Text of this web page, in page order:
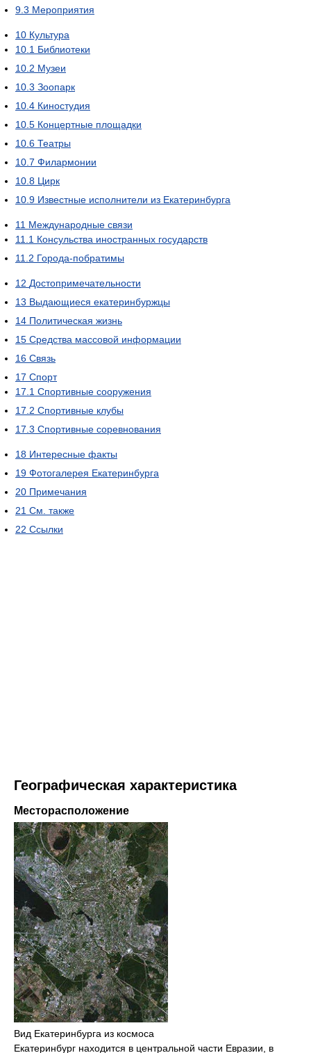
9.3 Мероприятия
10 Культура
10.1 Библиотеки
10.2 Музеи
10.3 Зоопарк
10.4 Киностудия
10.5 Концертные площадки
10.6 Театры
10.7 Филармонии
10.8 Цирк
10.9 Известные исполнители из Екатеринбурга
11 Международные связи
11.1 Консульства иностранных государств
11.2 Города-побратимы
12 Достопримечательности
13 Выдающиеся екатеринбуржцы
14 Политическая жизнь
15 Средства массовой информации
16 Связь
17 Спорт
17.1 Спортивные сооружения
17.2 Спортивные клубы
17.3 Спортивные соревнования
18 Интересные факты
19 Фотогалерея Екатеринбурга
20 Примечания
21 См. также
22 Ссылки
Географическая характеристика
Месторасположение
Вид Екатеринбурга из космоса
Екатеринбург находится в центральной части Евразии, в